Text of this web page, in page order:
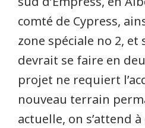
comté de Cypress,
zone spéciale no 2,
devrait se faire en
projet ne requiert
nouveau terrain
actuelle, on s’attend